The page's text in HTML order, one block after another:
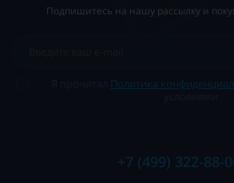
Подпишитесь на нашу рассылку и
Политика
+7 (499) 322-88-